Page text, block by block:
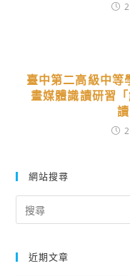
臺中第二高級中
畫媒體識讀研習
網站搜尋
for:
近期文章